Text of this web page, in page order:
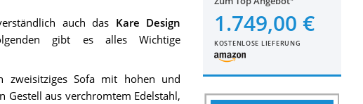
1.749,00 €
KOSTENLOSE LIEFERUNG
auch das Kare Design
gibt es alles Wichtige
zweisitziges Sofa mit hohen und
Gestell aus verchromtem Edelstahl,